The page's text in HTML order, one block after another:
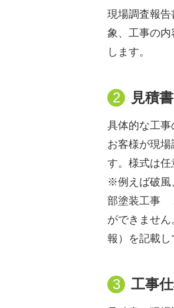
現場調査報
象、工事の
します。
2 見積書
具体的な工事
お客様が現
す。様式は任
※例えば破風
部塗装工事
ができませ
報）を記載し
3 工事